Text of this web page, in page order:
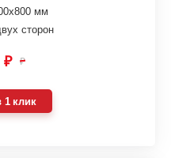
мм
сторон
₽ ₽
1 клик